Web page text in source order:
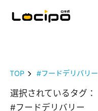
TOP #フードデリバリー
選択されているタグ：
#フードデリバリー